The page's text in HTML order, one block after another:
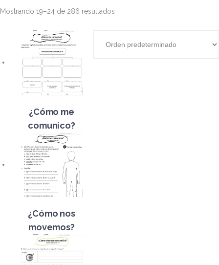
Mostrando 19–24 de 286 resultados
¿Cómo me
comunico?
¿Cómo nos
movemos?